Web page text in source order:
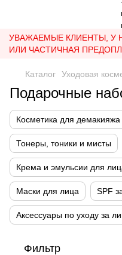
УВАЖАЕМЫЕ КЛИЕНТЫ, У
ИЛИ ЧАСТИЧНАЯ
Каталог Уходовая
Подарочные
Косметика для
Тонеры, тоники и мисты
Крема и эмульсии для
Маски для лица SPF
Аксессуары по уходу за
Фильтр